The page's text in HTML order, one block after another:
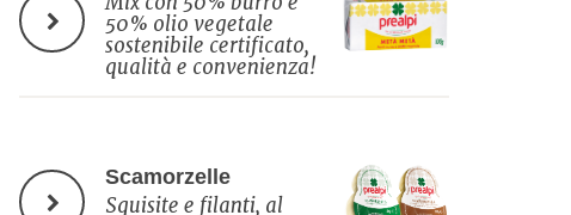
50% olio vegetale
sostenibile certificato,
qualità e convenienza!
Scamorzelle
Squisite e filanti, al